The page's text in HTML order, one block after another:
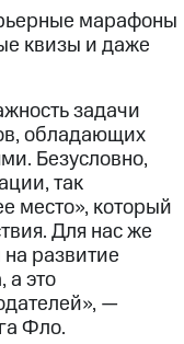
марафоны
квизы и даже
задачи
обладающих
Безусловно,
так
место», который
Для нас же
развитие
а это
—
Фло.